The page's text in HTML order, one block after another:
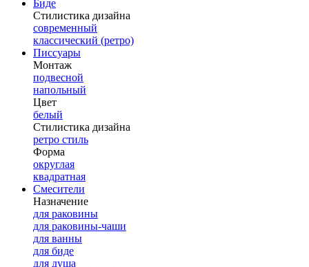
Биде
Стилистика дизайна
современный
классический (ретро)
Писсуары
Монтаж
подвесной
напольный
Цвет
белый
Стилистика дизайна
ретро стиль
Форма
округлая
квадратная
Смесители
Назначение
для раковины
для раковины-чаши
для ванны
для биде
для душа